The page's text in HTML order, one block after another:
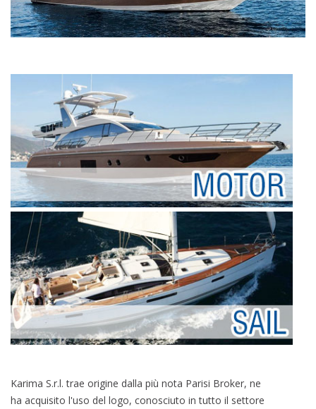
Karima S.r.l. trae origine dalla più nota Parisi Broker, ne
ha acquisito l'uso del logo, conosciuto in tutto il settore